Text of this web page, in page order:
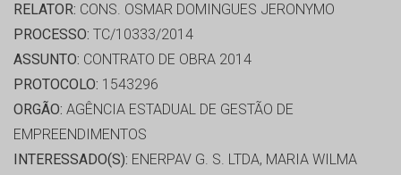
RELATOR: CONS. OSMAR DOMINGUES JERONYMO
PROCESSO: TC/10333/2014
ASSUNTO: CONTRATO DE OBRA 2014
PROTOCOLO: 1543296
ORGÃO: AGÊNCIA ESTADUAL DE GESTÃO DE
EMPREENDIMENTOS
INTERESSADO(S): ENERPAV G. S. LTDA, MARIA WILMA